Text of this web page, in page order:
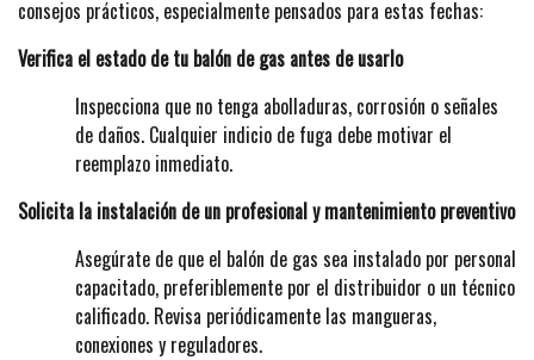
consejos prácticos, especialmente pensados para estas fechas:
Verifica el estado de tu balón de gas antes de usarlo
Inspecciona que no tenga abolladuras, corrosión o señales
de daños. Cualquier indicio de fuga debe motivar el
reemplazo inmediato.
Solicita la instalación de un profesional y mantenimiento preventivo
Asegúrate de que el balón de gas sea instalado por personal
capacitado, preferiblemente por el distribuidor o un técnico
calificado. Revisa periódicamente las mangueras,
conexiones y reguladores.